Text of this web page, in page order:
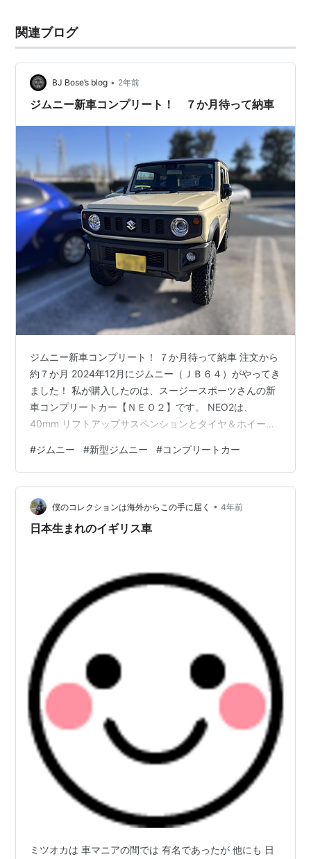
関連ブログ
BJ Bose’s blog • 2年前
ジムニー新車コンプリート！ ７か月待って納車
ジムニー新車コンプリート！ ７か月待って納車 注文から
約７か月 2024年12月にジムニー（ＪＢ６４）がやってき
ました！ 私が購入したのは、スージースポーツさんの新
車コンプリートカー【ＮＥＯ２】です。 NEO2は、
40mm リフトアップサスペンションとタイヤ＆ホイール
9mmワイドフェンダーを装着してもらいました。（直前
直左対策でドラレコも装着） ジムニーを購入したら、出
来るだけDIYでカスタムするつもりでしたが、流石にリフ
トアップは私には無理だし、9mmフェンダーは、穴を開
ける加工が必要で、私のスキルでは不安なので取り付け
#ジムニー #新型ジムニー #コンプリートカー
僕のコレクションは海外からこの手に届く • 4年前
日本生まれのイギリス車
ミツオカは 車マニアの間では 有名であったが 他にも 日